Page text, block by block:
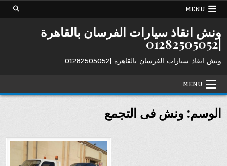
Skip
MENU
ونش انقاذ سيارات الفرسان بالقاهرة
|01282505052
ونش انقاذ سيارات الفرسان بالقاهرة |01282505052
MENU
الوسم: ونش فى التجمع